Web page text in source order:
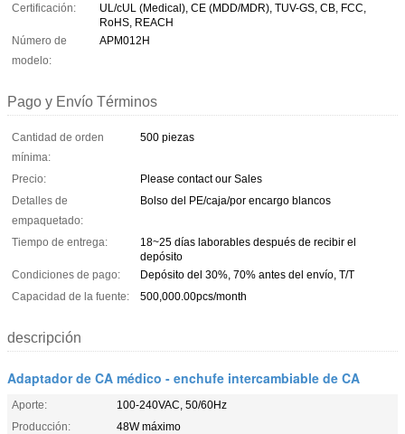
Certificación:
UL/cUL (Medical), CE (MDD/MDR), TUV-GS, CB, FCC,
RoHS, REACH
Número de
modelo:
APM012H
Pago y Envío Términos
Cantidad de orden
mínima:
500 piezas
Precio:
Please contact our Sales
Detalles de
empaquetado:
Bolso del PE/caja/por encargo blancos
Tiempo de entrega:
18~25 días laborables después de recibir el
depósito
Condiciones de pago:
Depósito del 30%, 70% antes del envío, T/T
Capacidad de la fuente:
500,000.00pcs/month
descripción
Adaptador de CA médico - enchufe intercambiable de CA
Aporte:
100-240VAC, 50/60Hz
Producción:
48W máximo